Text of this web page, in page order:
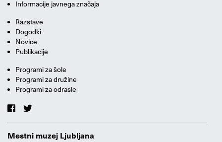
Informacije javnega značaja
Razstave
Dogodki
Novice
Publikacije
Programi za šole
Programi za družine
Programi za odrasle
Mestni muzej Ljubljana